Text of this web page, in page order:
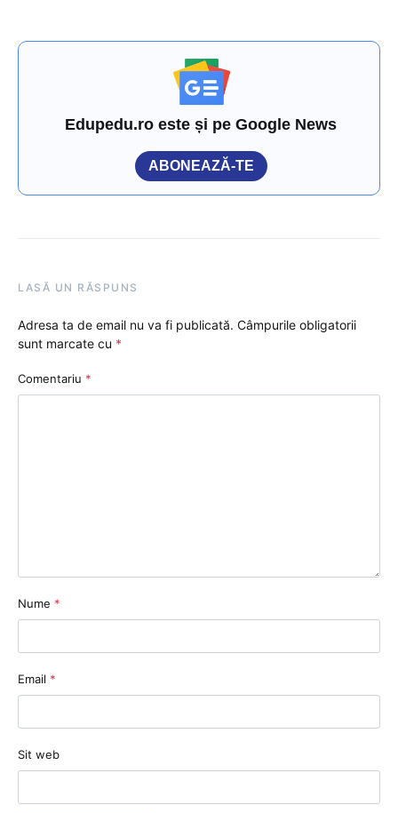
Edupedu.ro este și pe Google News
ABONEAZĂ-TE
LASĂ UN RĂSPUNS
Adresa ta de email nu va fi publicată. Câmpurile obligatorii
sunt marcate cu *
Comentariu *
Nume *
Email *
Sit web